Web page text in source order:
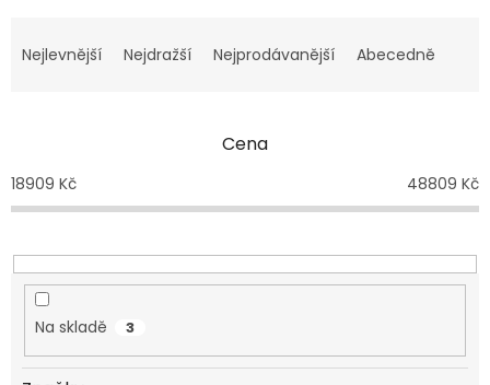
a
p
r
o
u
Nejlevnější Nejdražší Nejprodávanější Abecedně
Cena
18909 Kč 48809 Kč
Na skladě 3